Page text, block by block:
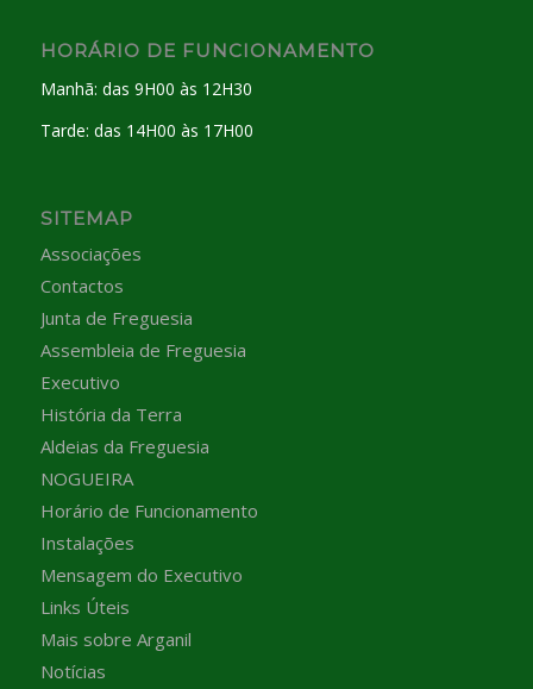
HORÁRIO DE FUNCIONAMENTO
Manhã: das 9H00 às 12H30
Tarde: das 14H00 às 17H00
SITEMAP
Associações
Contactos
Junta de Freguesia
Assembleia de Freguesia
Executivo
História da Terra
Aldeias da Freguesia
NOGUEIRA
Horário de Funcionamento
Instalações
Mensagem do Executivo
Links Úteis
Mais sobre Arganil
Notícias